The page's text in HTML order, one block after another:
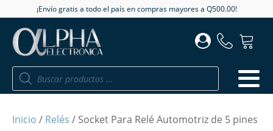
¡Envío gratis a todo el país en compras mayores a Q500.00!
Búsqueda
productos
Inicio / Relés / Socket Para Relé Automotriz de 5 pines